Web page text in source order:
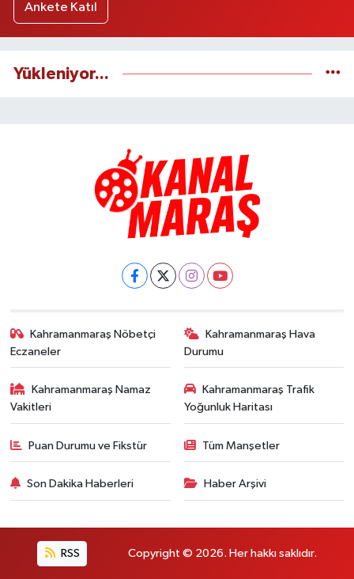
Ankete Katıl
Yükleniyor...
Kahramanmaraş Nöbetçi
Eczaneler
Kahramanmaraş Hava
Durumu
Kahramanmaraş Namaz
Vakitleri
Kahramanmaraş Trafik
Yoğunluk Haritası
Puan Durumu ve Fikstür Tüm Manşetler
Son Dakika Haberleri Haber Arşivi
RSS Copyright © 2026. Her hakkı saklıdır.